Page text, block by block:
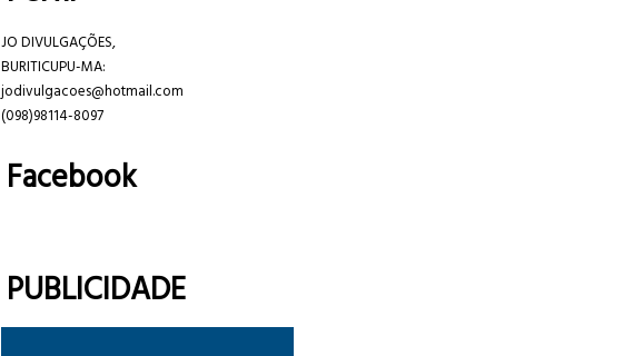
JO DIVULGAÇÕES,
BURITICUPU-MA:
jodivulgacoes@hotmail.com
(098)98114-8097
Facebook
PUBLICIDADE